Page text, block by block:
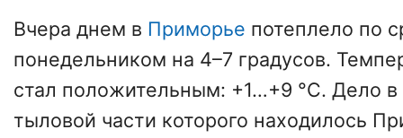
Вчера днем в Приморье потеплело по
понедельником на 4–7 градусов.
стал положительным: +1…+9 °C. Дело в
тыловой части которого находилось